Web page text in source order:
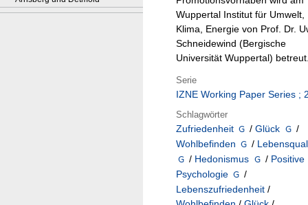
Wuppertal Institut für Umwelt,
Klima, Energie von Prof. Dr.
Schneidewind (Bergische
Universität Wuppertal)
Serie
IZNE Working Paper Series ;
Schlagwörter
Zufriedenheit / Glück
/
Wohlbefinden
/
/ Hedonismus / Positive
Psychologie
/
Lebenszufriedenheit /